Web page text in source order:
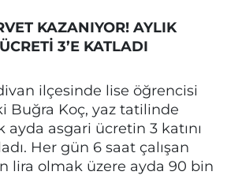
KAZANIYOR! AYLIK
3’E KATLADI
ilçesinde lise öğrencisi
Buğra Koç, yaz tatilinde
asgari ücretin 3 katını
Her gün 6 saat çalışan
lira olmak üzere ayda 90 bin